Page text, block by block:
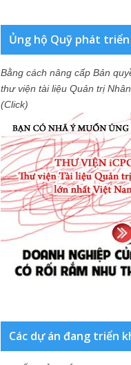
Ủng hộ Quỹ phát
Bằng cách nâng cấp Bản
thư viện tài liệu Quản trị
(Click)
Các dự án đang triển